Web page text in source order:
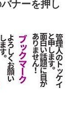
ナーを押し